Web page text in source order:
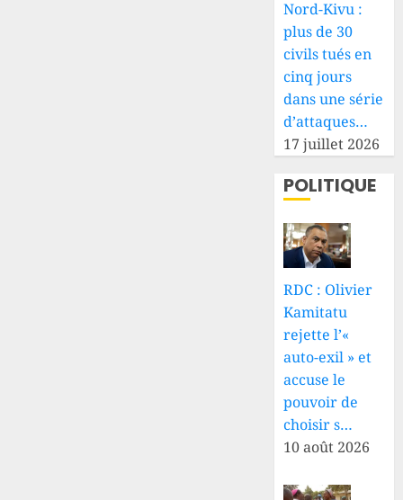
Nord-Kivu :
plus de 30
civils tués en
cinq jours
dans une série
d’attaques…
17 juillet 2026
POLITIQUE
RDC : Olivier
Kamitatu
rejette l’«
auto-exil » et
accuse le
pouvoir de
choisir s…
10 août 2026